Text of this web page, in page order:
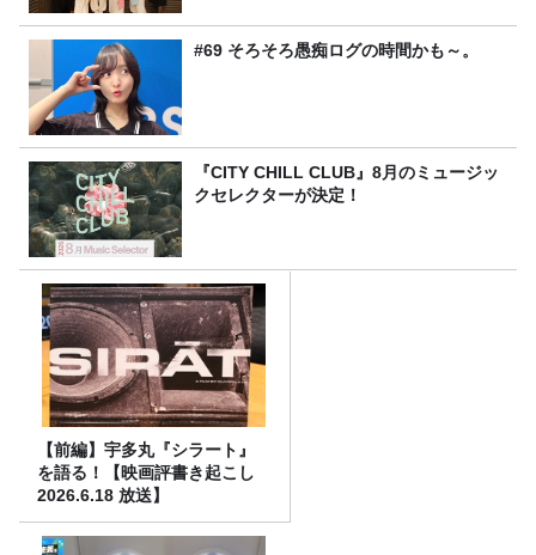
#69 そろそろ愚痴ログの時間かも～。
『CITY CHILL CLUB』8月のミュージッ
クセレクターが決定！
【前編】宇多丸『シラート』
を語る！【映画評書き起こし
2026.6.18 放送】